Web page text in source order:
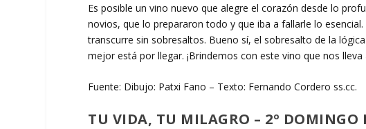
Es posible un vino nuevo que alegre el corazón desdelo
novios, que lo prepararon todo y que iba a fallarle lo
transcurre sin sobresaltos. Bueno sí, el sobresalto de la
mejor está por llegar. ¡Brindemos con este vino que nos lleva
Fuente: Dibujo: Patxi Fano – Texto: Fernando Cordero ss.cc.
TU VIDA, TU MILAGRO – 2º DOMINGO